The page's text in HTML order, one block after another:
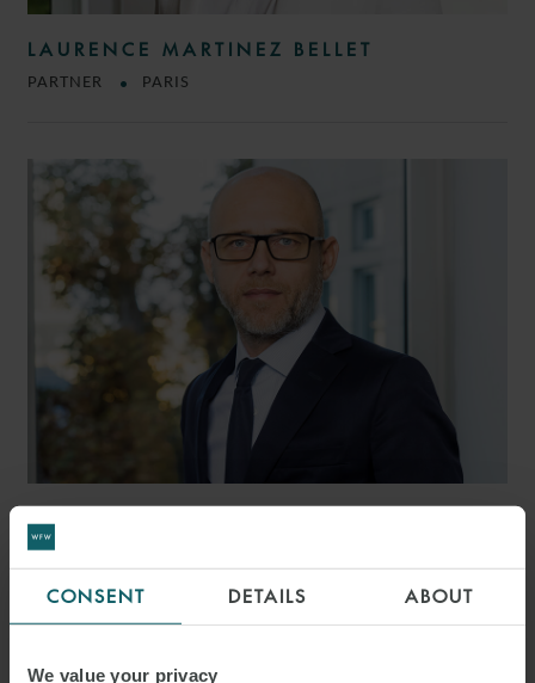
CONSENT DETAILS ABOUT
We value your privacy
LAURENCE MARTINEZ BELLET
PARTNER PARIS
LAURENT BATTOUE
PARTNER